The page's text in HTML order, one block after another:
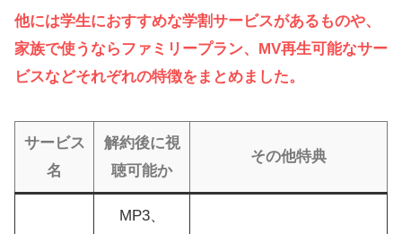
他には学生におすすめな学割サービスがあるものや、
家族で使うならファミリープラン、MV再生可能なサー
ビスなどそれぞれの特徴をまとめました。
サービス
名
解約後に視
聴可能か
その他特典
MP3、